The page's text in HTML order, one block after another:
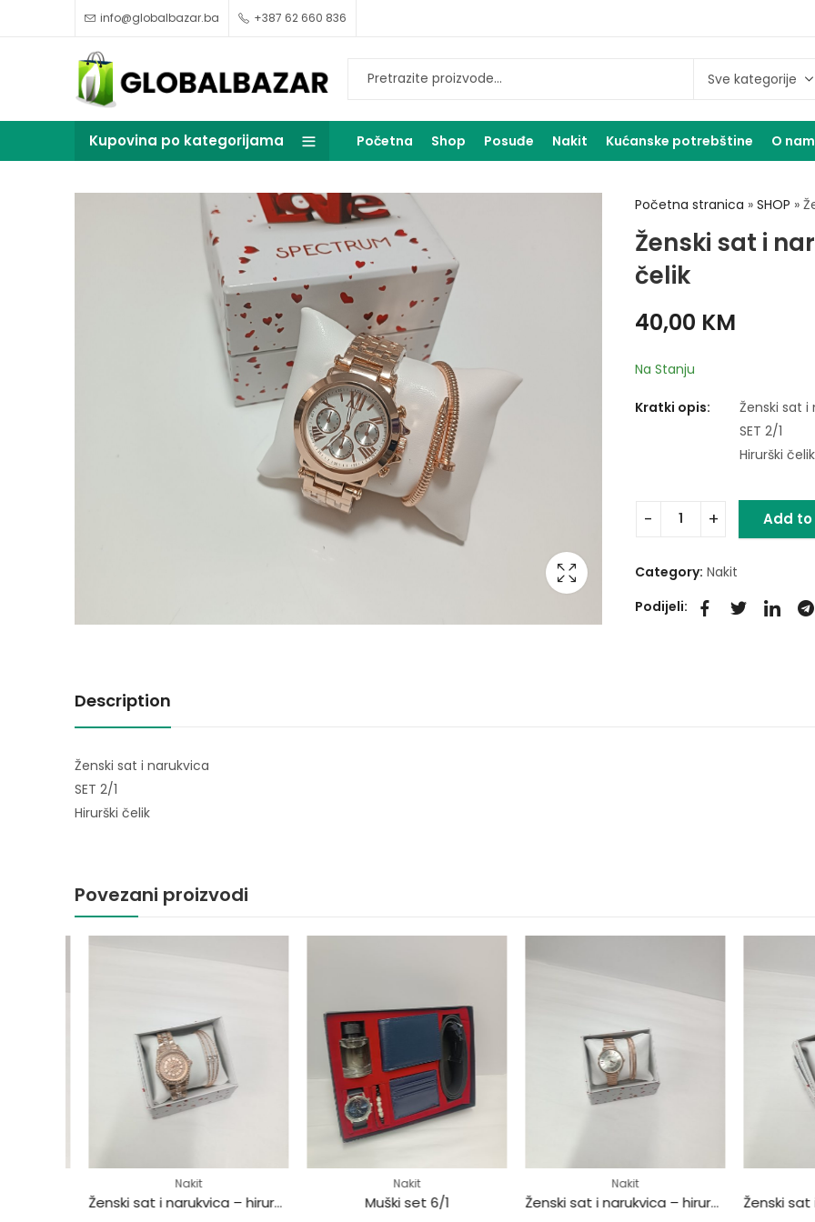
info@globalbazar.ba +387 62 660 836
Kupovina po kategorijama Početna Shop Posuđe Nakit Kućanske potrebštine O
Početna stranica » SHOP »
Ženski sat i
čelik
40,00 KM
Na Stanju
Kratki opis:
Ženski sat i
SET 2/1
Hirurški čelik
Add
Category: Nakit
Podijeli:
Description
Ženski sat i narukvica
SET 2/1
Hirurški čelik
Povezani proizvodi
Nakit
Ženski sat i narukvica – hirurški čelik
Nakit
Muški set 6/1
Nakit
Ženski sat i narukvica – hirurški čelik